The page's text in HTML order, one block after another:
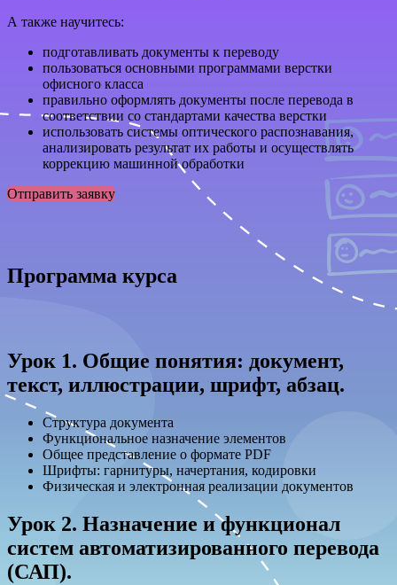
А также научитесь:
подготавливать документы к переводу
пользоваться основными программами верстки
офисного класса
правильно оформлять документы после перевода в
соответствии со стандартами качества верстки
использовать системы оптического распознавания,
анализировать результат их работы и осуществлять
коррекцию машинной обработки
Отправить заявку
Программа курса
Урок 1. Общие понятия: документ,
текст, иллюстрации, шрифт, абзац.
Структура документа
Функциональное назначение элементов
Общее представление о формате PDF
Шрифты: гарнитуры, начертания, кодировки
Физическая и электронная реализации документов
Урок 2. Назначение и функционал
систем автоматизированного перевода
(САП).